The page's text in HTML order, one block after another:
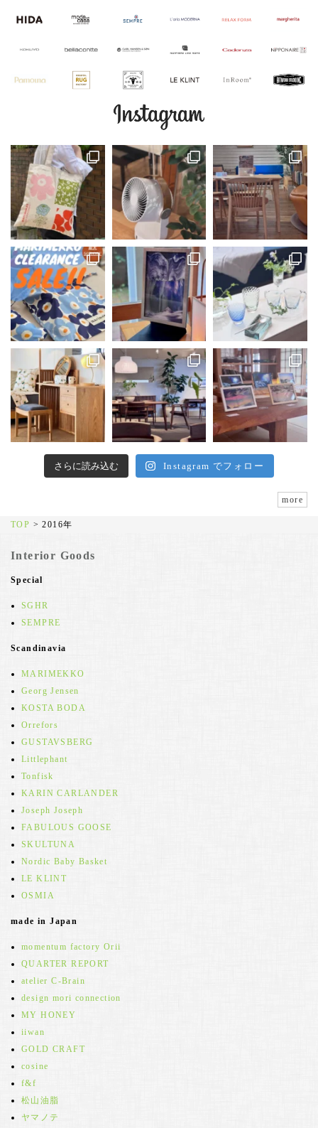
さらに読み込む Instagram でフォロー
more
TOP >2016年
Interior Goods
Special
SGHR
SEMPRE
Scandinavia
MARIMEKKO
Georg Jensen
KOSTA BODA
Orrefors
GUSTAVSBERG
Littlephant
Tonfisk
KARIN CARLANDER
Joseph Joseph
FABULOUS GOOSE
SKULTUNA
Nordic Baby Basket
LE KLINT
OSMIA
made in Japan
momentum factory Orii
QUARTER REPORT
atelier C-Brain
design mori connection
MY HONEY
iiwan
GOLD CRAFT
cosine
f&f
松山油脂
ヤマノテ